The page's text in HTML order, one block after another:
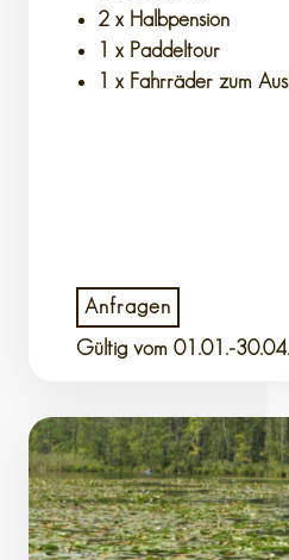
2 x Halbpension
1 x Paddeltour
1 x Fahrräder zum
Anfragen
Gültig vom 01.01.-